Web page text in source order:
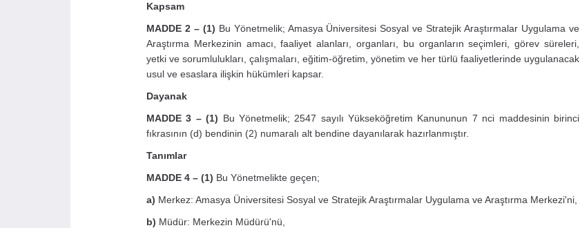
Kapsam
MADDE 2 – (1) Bu Yönetmelik; Amasya Üniversitesi Sosyal ve Stratejik Araştırmalar Uygulama ve
Araştırma Merkezinin amacı, faaliyet alanları, organları, bu organların seçimleri, görev süreleri,
yetki ve sorumlulukları, çalışmaları, eğitim-öğretim, yönetim ve her türlü faaliyetlerinde uygulanacak
usul ve esaslara ilişkin hükümleri kapsar.
Dayanak
MADDE 3 – (1) Bu Yönetmelik; 2547 sayılı Yükseköğretim Kanununun 7 nci maddesinin birinci
fıkrasının (d) bendinin (2) numaralı alt bendine dayanılarak hazırlanmıştır.
Tanımlar
MADDE 4 – (1) Bu Yönetmelikte geçen;
a) Merkez: Amasya Üniversitesi Sosyal ve Stratejik Araştırmalar Uygulama ve Araştırma Merkezi'ni,
b) Müdür: Merkezin Müdürü'nü,